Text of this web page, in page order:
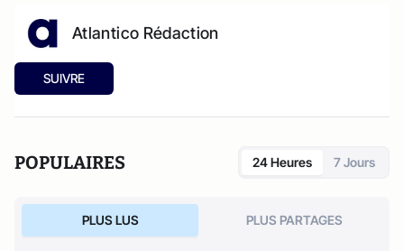
Atlantico Rédaction
SUIVRE
POPULAIRES 24 Heures 7 Jours
PLUS LUS PLUS PARTAGES